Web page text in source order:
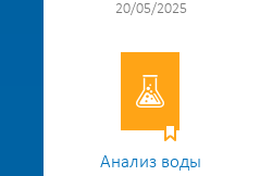
20/05/2025
Анализ воды